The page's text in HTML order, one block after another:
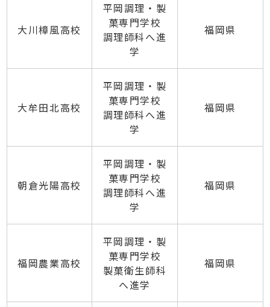
大川樟風高校
平岡調理・製
菓専門学校
調理師科へ進
学
福岡県
大牟田北高校
平岡調理・製
菓専門学校
調理師科へ進
学
福岡県
朝倉光陽高校
平岡調理・製
菓専門学校
調理師科へ進
学
福岡県
福岡農業高校
平岡調理・製
菓専門学校
製菓衛生師科
へ進学
福岡県